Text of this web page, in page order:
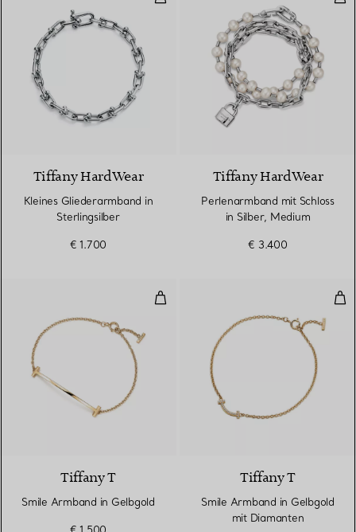
Tiffany HardWear
Kleines Gliederarmband in
Sterlingsilber
€ 1.700
Tiffany HardWear
Perlenarmband mit Schloss
in Silber, Medium
€ 3.400
Smile Armband in Gelbgold
Tiffany T
Smile Armband in Gelbgold
Tiffany T
Smile Armband in Gelbgold
mit Diamanten